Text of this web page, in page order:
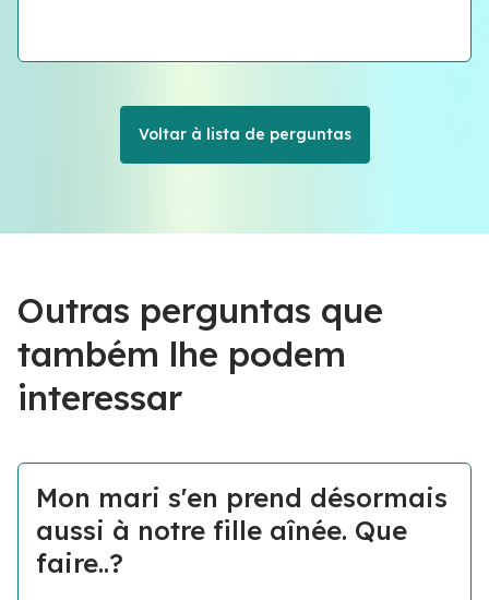
Voltar à lista de perguntas
Outras perguntas que
também lhe podem
interessar
Mon mari s'en prend désormais
aussi à notre fille aînée. Que
faire..?